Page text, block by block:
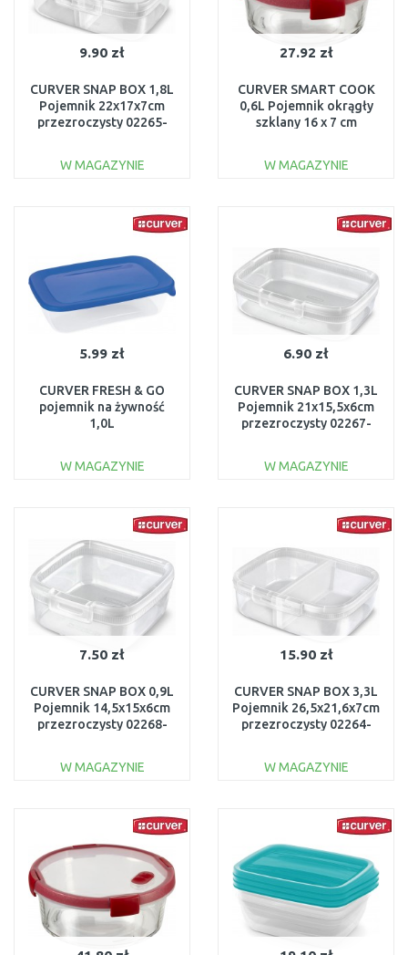
9.90 zł
CURVER SNAP BOX 1,8L
Pojemnik 22x17x7cm
przezroczysty 02265-
W MAGAZYNIE
Do porównania
27.92 zł
CURVER SMART COOK
0,6L Pojemnik okrągły
szklany 16 x 7 cm
W MAGAZYNIE
Do porównania
5.99 zł
CURVER FRESH & GO
pojemnik na żywność
1,0L
W MAGAZYNIE
Do porównania
6.90 zł
CURVER SNAP BOX 1,3L
Pojemnik 21x15,5x6cm
przezroczysty 02267-
W MAGAZYNIE
Do porównania
7.50 zł
CURVER SNAP BOX 0,9L
Pojemnik 14,5x15x6cm
przezroczysty 02268-
W MAGAZYNIE
Do porównania
15.90 zł
CURVER SNAP BOX 3,3L
Pojemnik 26,5x21,6x7cm
przezroczysty 02264-
W MAGAZYNIE
Do porównania